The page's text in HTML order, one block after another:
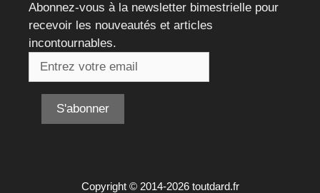
Abonnez-vous à la newsletter bimestrielle pour
recevoir les nouveautés et articles
incontournables.
Copyright © 2014-2026 toutdard.fr